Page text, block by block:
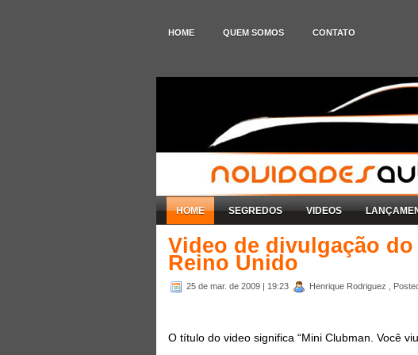
HOME QUEM SOMOS CONTATO
HOME SEGREDOS VIDEOS
Video de divulgação
Reino Unido
25 de mar. de 2009 | 19:23 Henrique Rodriguez ,
O título do video significa “Mini Clubman. Você